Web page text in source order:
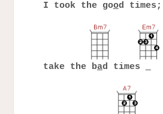
I took the good times;
take the bad times